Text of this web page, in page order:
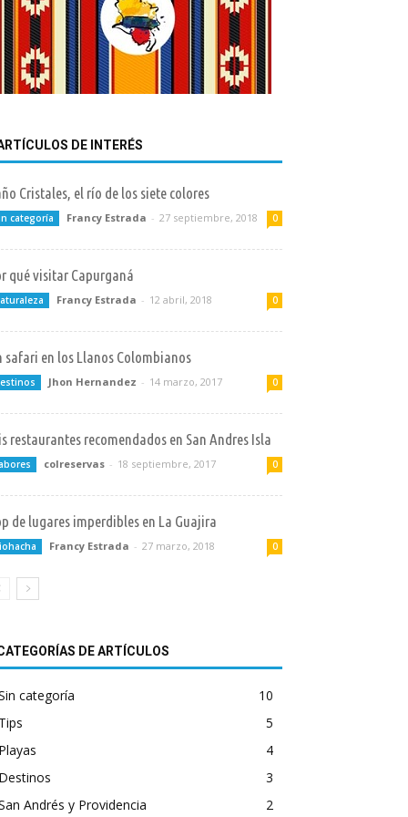
DE INTERÉS
Cristales, el río de los siete colores
categoría Francy Estrada - 27 septiembre, 2018 0
qué visitar Capurganá
Francy Estrada - 12 abril, 2018 0
safari en los Llanos Colombianos
Jhon Hernandez - 14 marzo, 2017 0
restaurantes recomendados en San Andres Isla
colreservas - 18 septiembre, 2017 0
de lugares imperdibles en La Guajira
Francy Estrada - 27 marzo, 2018 0
DE ARTÍCULOS
categoría
10
Tips
5
Playas
4
Destinos
3
Andrés y Providencia
2